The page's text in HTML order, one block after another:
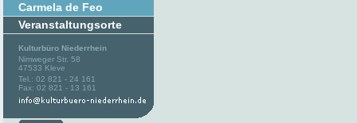
Carmela de Feo
Veranstaltungsorte
Kulturbüro Niederrhein
Nimweger Str. 58
47533 Kleve
Tel.: 02 821 - 24 161
Fax: 02 821 - 13 161